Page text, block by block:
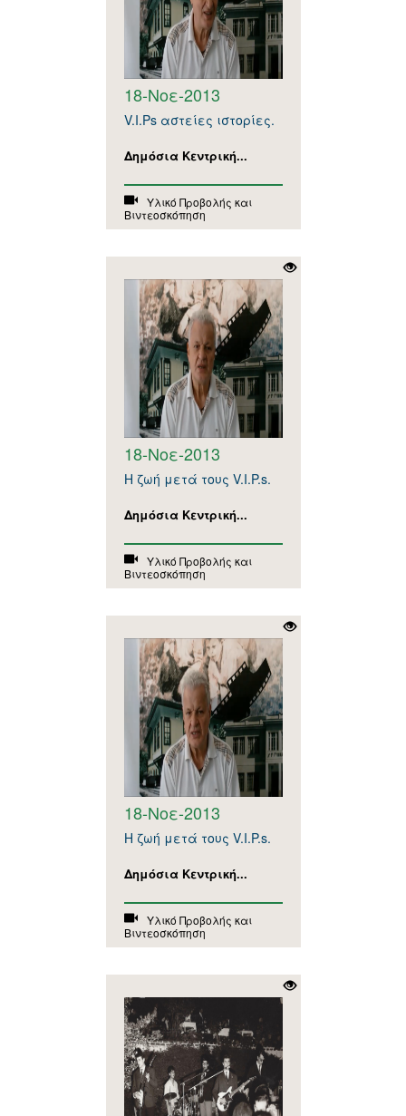
18-Νοε-2013
V.I.Ps αστείες ιστορίες.
Δημόσια Κεντρική...
Υλικό Προβολής και
Βιντεοσκόπηση
18-Νοε-2013
Η ζωή μετά τoυς V.I.P.s.
Δημόσια Κεντρική...
Υλικό Προβολής και
Βιντεοσκόπηση
18-Νοε-2013
Η ζωή μετά τους V.I.P.s.
Δημόσια Κεντρική...
Υλικό Προβολής και
Βιντεοσκόπηση